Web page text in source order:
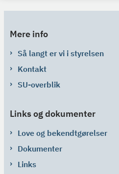
Mere info
Så langt er vi i styrelsen
Kontakt
SU-overblik
Links og dokumenter
Love og bekendtgørelser
Dokumenter
Links